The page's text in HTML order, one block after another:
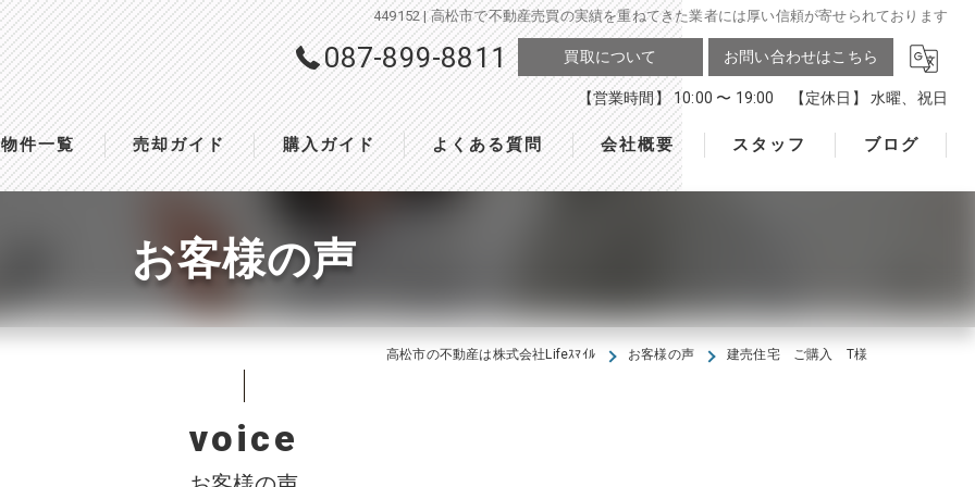
449152 | 高松市で不動産売買の実績を重ねてきた業者には厚い信頼が寄せられております
087-899-8811 買取について お問い合わせはこちら
【営業時間】 10:00 〜 19:00 【定休日】 水曜、祝日
物件一覧 売却ガイド 購入ガイド よくある質問 会社概要 スタッフ ブログ
お客様の声
高松市の不動産は株式会社Lifeｽﾏｲﾙ お客様の声 建売住宅 ご購入 T様
voice